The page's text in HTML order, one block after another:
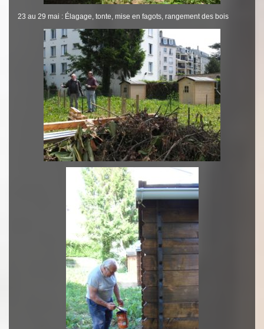
23 au 29 mai : Élagage, tonte, mise en fagots, rangement des bois